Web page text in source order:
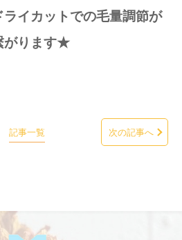
イカットでの毛量調節が
がります★
記事一覧 次の記事へ